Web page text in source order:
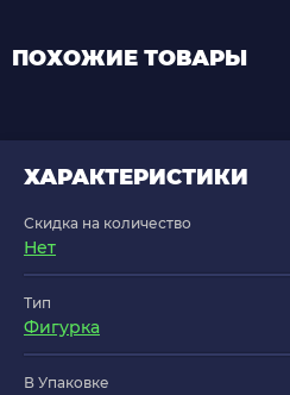
ПОХОЖИЕ ТОВАРЫ
ХАРАКТЕРИСТИКИ
Скидка на количество
Нет
Тип
Фигурка
В Упаковке